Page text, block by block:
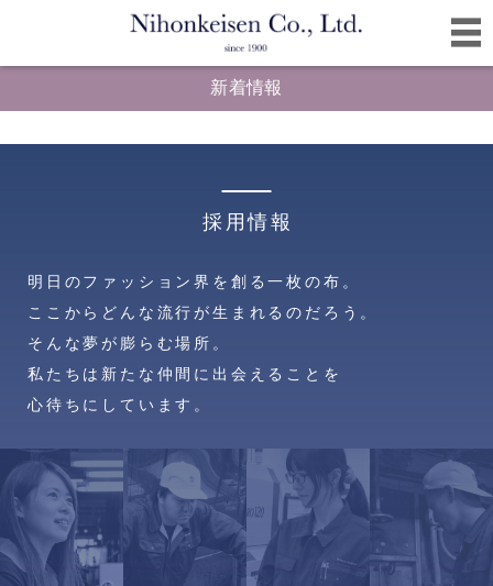
新着情報
採用情報
明日のファッション界を創る一枚の布。
ここからどんな流行が生まれるのだろう。
そんな夢が膨らむ場所。
私たちは新たな仲間に出会えることを
心待ちにしています。